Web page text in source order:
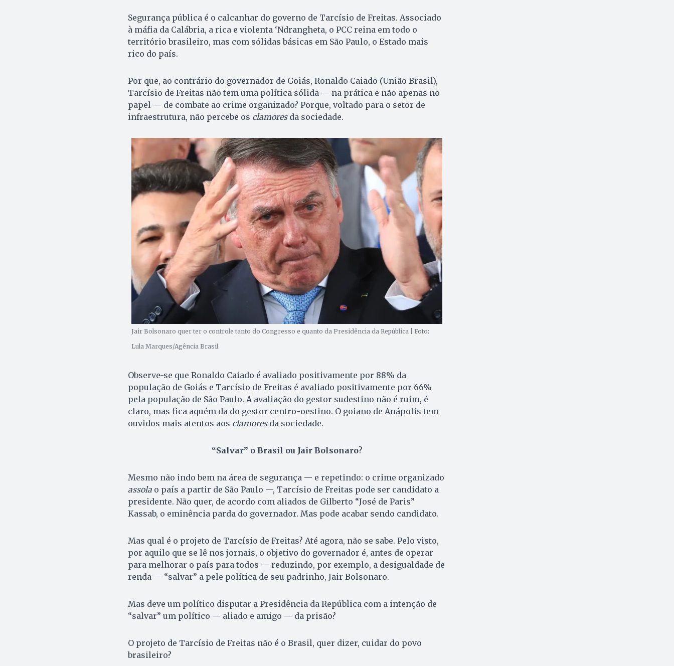
Segurança pública é o calcanhar do governo de Tarcísio de Freitas. Associado
à máfia da Calábria, a rica e violenta ‘Ndrangheta, o PCC reina em todo o
território brasileiro, mas com sólidas básicas em São Paulo, o Estado mais
rico do país.
Por que, ao contrário do governador de Goiás, Ronaldo Caiado (União Brasil),
Tarcísio de Freitas não tem uma política sólida — na prática e não apenas no
papel — de combate ao crime organizado? Porque, voltado para o setor de
infraestrutura, não percebe os clamores da sociedade.
Jair Bolsonaro quer ter o controle tanto do Congresso e quanto da Presidência da República | Foto:
Lula Marques/Agência Brasil
Observe-se que Ronaldo Caiado é avaliado positivamente por 88% da
população de Goiás e Tarcísio de Freitas é avaliado positivamente por 66%
pela população de São Paulo. A avaliação do gestor sudestino não é ruim, é
claro, mas fica aquém da do gestor centro-oestino. O goiano de Anápolis tem
ouvidos mais atentos aos clamoresda sociedade.
“Salvar” o Brasil ou Jair Bolsonaro?
Mesmo não indo bem na área de segurança — e repetindo: o crime organizado
assolao país a partir de São Paulo —, Tarcísio de Freitas pode ser candidato a
presidente. Não quer, de acordo com aliados de Gilberto “José de Paris”
Kassab, o eminência parda do governador. Mas pode acabar sendo candidato.
Mas qual é o projeto de Tarcísio de Freitas? Até agora, não se sabe. Pelo visto,
por aquilo que se lê nos jornais, o objetivo do governador é, antes de operar
para melhorar o país para todos — reduzindo, por exemplo, a desigualdade de
renda — “salvar” a pele política de seu padrinho, Jair Bolsonaro.
Mas deve um político disputar a Presidência da República com a intenção de
“salvar” um político — aliado e amigo — da prisão?
O projeto de Tarcísio de Freitas não é o Brasil, quer dizer, cuidar do povo
brasileiro?